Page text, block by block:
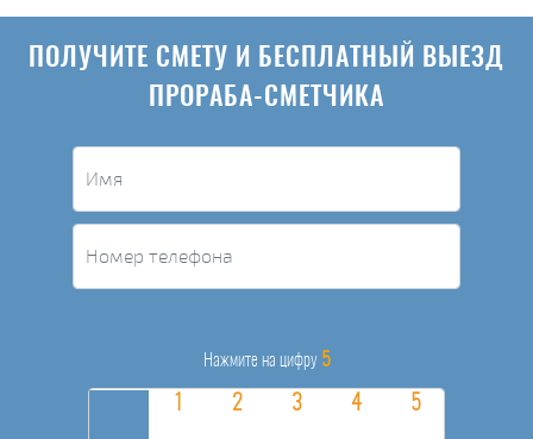
ПОЛУЧИТЕ СМЕТУ И БЕСПЛАТНЫЙ ВЫЕЗД
ПРОРАБА-СМЕТЧИКА
Нажмите на цифру 5